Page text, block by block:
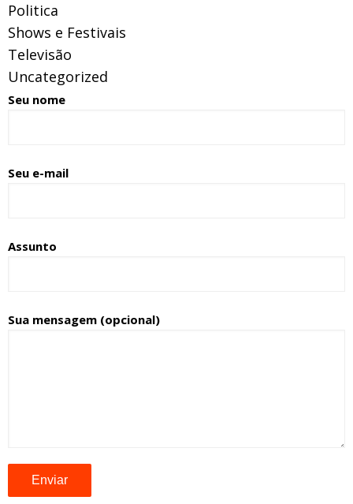
Politica
Shows e Festivais
Televisão
Uncategorized
Seu nome
Seu e-mail
Assunto
Sua mensagem (opcional)